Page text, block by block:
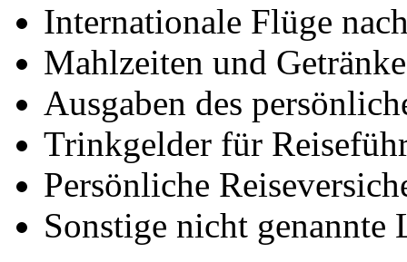
Internationale Flüge
Mahlzeiten und
Ausgaben des
Trinkgelder für
Persönliche
Sonstige nicht genannte